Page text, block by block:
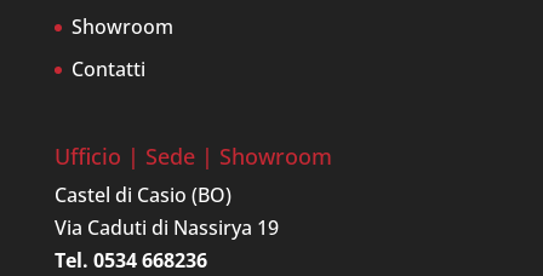
Showroom
Contatti
Ufficio | Sede | Showroom
Castel di Casio (BO)
Via Caduti di Nassirya 19
Tel. 0534 668236